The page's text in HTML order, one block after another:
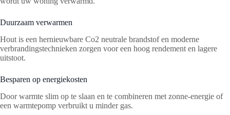
Duurzaam verwarmen
Hout is een hernieuwbare Co2 neutrale brandstof en moderne
verbrandingstechnieken zorgen voor een hoog rendement en lagere
uitstoot.
Besparen op energiekosten
Door warmte slim op te slaan en te combineren met zonne-energie of
een warmtepomp verbruikt u minder gas.